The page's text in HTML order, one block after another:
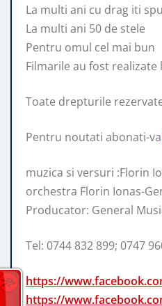
La multi ani cu drag iti
La multi ani 50 de stele
Pentru omul cel mai bun
Filmarile au fost realizate
Toate drepturile
Pentru noutati abonati-va
muzica si versuri :Florin
orchestra Florin Ionas-
Producator: General
Tel: 0744 832 899; 0747
https://
https://